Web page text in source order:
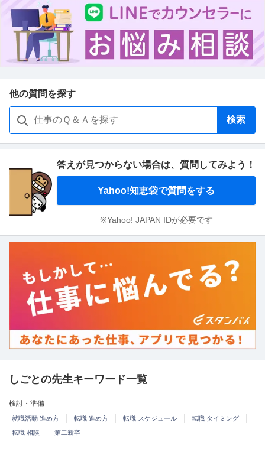
他の質問を探す
検索
答えが見つからない場合は、 質問してみよう！
Yahoo!知恵袋で質問をする
※Yahoo! JAPAN IDが必要です
しごとの先生キーワード一覧
検討・準備
就職活動 進め方 転職 進め方 転職 スケジュール
転職 タイミング
転職 相談
第二新卒